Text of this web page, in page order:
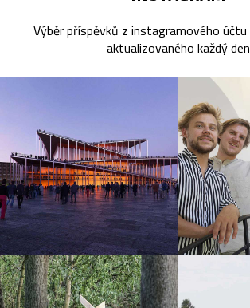
Výběr příspěvků z instagramového účtu
aktualizovaného každý den